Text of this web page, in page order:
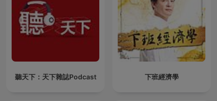
聽天下：天下雜誌Podcast 下班經濟學